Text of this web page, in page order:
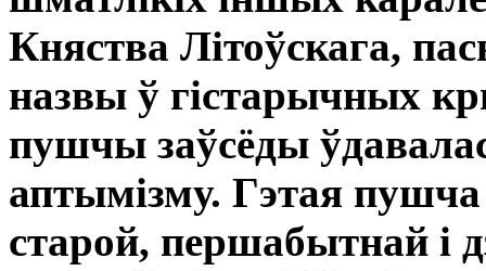
Княства Літоўскага,
назвы ў гістарычных
пушчы заўсёды
аптымізму. Гэтая
старой, першабытнай і